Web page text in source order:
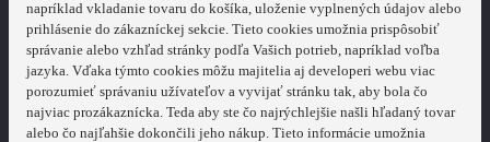
napríklad vkladanie tovaru do košíka, uloženie vyplnených údajov alebo
prihlásenie do zákazníckej sekcie. Tieto cookies umožnia prispôsobiť
správanie alebo vzhľad stránky podľa Vašich potrieb, napríklad voľba
jazyka. Vďaka týmto cookies môžu majitelia aj developeri webu viac
porozumieť správaniu užívateľov a vyvijať stránku tak, aby bola čo
najviac prozákaznícka. Teda aby ste čo najrýchlejšie našli hľadaný tovar
alebo čo najľahšie dokončili jeho nákup. Tieto informácie umožnia